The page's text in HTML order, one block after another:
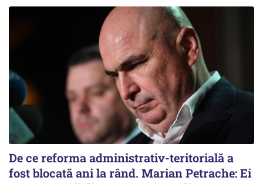
De ce reforma administrativ-teritorială a
fost blocată ani la rând. Marian Petrache: Ei